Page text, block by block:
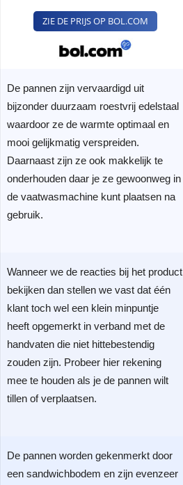
ZIE DE PRIJS OP BOL.COM
De pannen zijn vervaardigd uit
bijzonder duurzaam roestvrij edelstaal
waardoor ze de warmte optimaal en
mooi gelijkmatig verspreiden.
Daarnaast zijn ze ook makkelijk te
onderhouden daar je ze gewoonweg in
de vaatwasmachine kunt plaatsen na
gebruik.
Wanneer we de reacties bij het product
bekijken dan stellen we vast dat één
klant toch wel een klein minpuntje
heeft opgemerkt in verband met de
handvaten die niet hittebestendig
zouden zijn. Probeer hier rekening
mee te houden als je de pannen wilt
tillen of verplaatsen.
De pannen worden gekenmerkt door
een sandwichbodem en zijn evenzeer